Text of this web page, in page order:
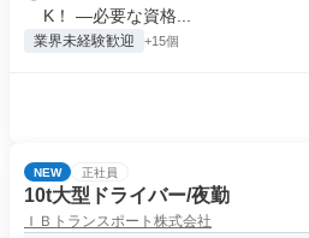
K！ ―必要な資格...
業界未経験歓迎 +15個
NEW 正社員
10t大型ドライバー/夜勤
ＩＢトランスポート株式会社